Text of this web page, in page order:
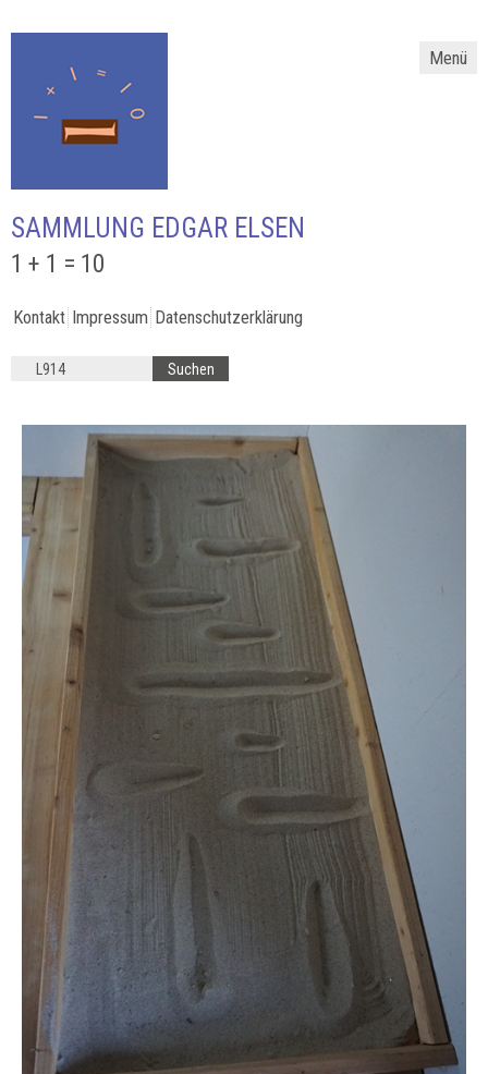
Menü
SAMMLUNG EDGAR ELSEN
1 + 1 = 10
Kontakt Impressum Datenschutzerklärung